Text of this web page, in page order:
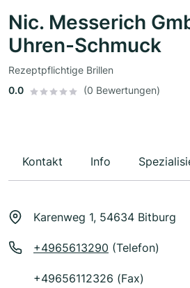
Nic. Messerich
Uhren-Schmuck
Rezeptpflichtige Brillen
0.0
(0 Bewertungen)
Kontakt Info
Karenweg 1, 54634 Bitburg
+4965613290 (Telefon)
+49656112326 (Fax)